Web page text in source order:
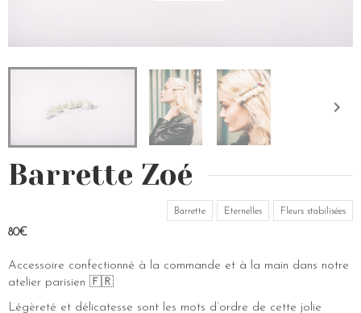
Barrette Zoé
Barrette Eternelles Fleurs stabilisées
80€
Accessoire confectionné à la commande et à la main dans notre
atelier parisien 🇫🇷
Légèreté et délicatesse sont les mots d’ordre de cette jolie